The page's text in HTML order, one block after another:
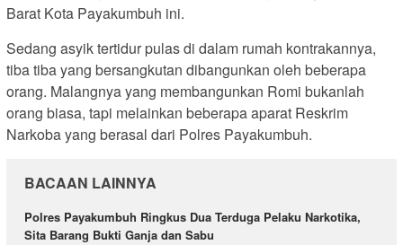
Barat Kota Payakumbuh ini.
Sedang asyik tertidur pulas di dalam rumah kontrakannya,
tiba tiba yang bersangkutan dibangunkan oleh beberapa
orang. Malangnya yang membangunkan Romi bukanlah
orang biasa, tapi melainkan beberapa aparat Reskrim
Narkoba yang berasal dari Polres Payakumbuh.
BACAAN LAINNYA
Polres Payakumbuh Ringkus Dua Terduga Pelaku Narkotika,
Sita Barang Bukti Ganja dan Sabu